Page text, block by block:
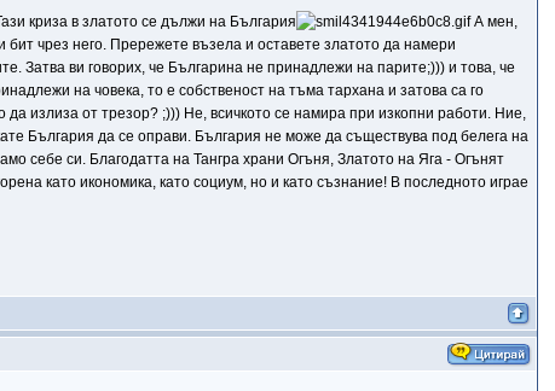
криза в златото се дължи на България
А мен,
бит чрез него. Прережете възела и оставете златото да намери
Затва ви говорих, че Българина не принадлежи на парите;))) и това, че
на човека, то е собственост на тъма тархана и затова са го
да излиза от трезор? ;))) Не, всичкото се намира при изкопни работи. Ние,
България да се оправи. България не може да съществува под белега на
себе си. Благодатта на Тангра храни Огъня, Златото на Яга - Огънят
като икономика, като социум, но и като съзнание! В последното играе